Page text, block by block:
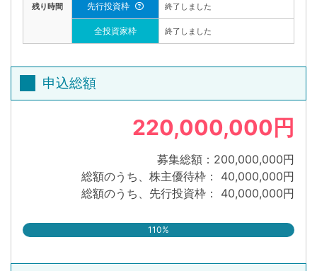
残り時間 先行投資枠 終了しました
全投資家枠 終了しました
申込総額
220,000,000円
募集総額：200,000,000円
総額のうち、株主優待枠： 40,000,000円
総額のうち、先行投資枠： 40,000,000円
110%